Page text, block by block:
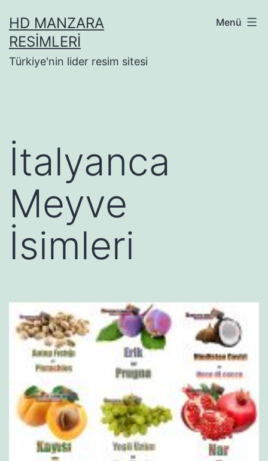
geçHD MANZARA
RESIMLERI
Türkiye'nin lider resim sitesi
Menü
İtalyanca
Meyve
İsimleri